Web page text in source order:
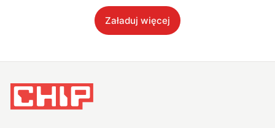
Załaduj więcej